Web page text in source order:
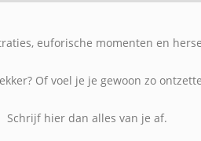
euforische momenten en
Of voel je je gewoon zo
Schrijf hier dan alles van je af.